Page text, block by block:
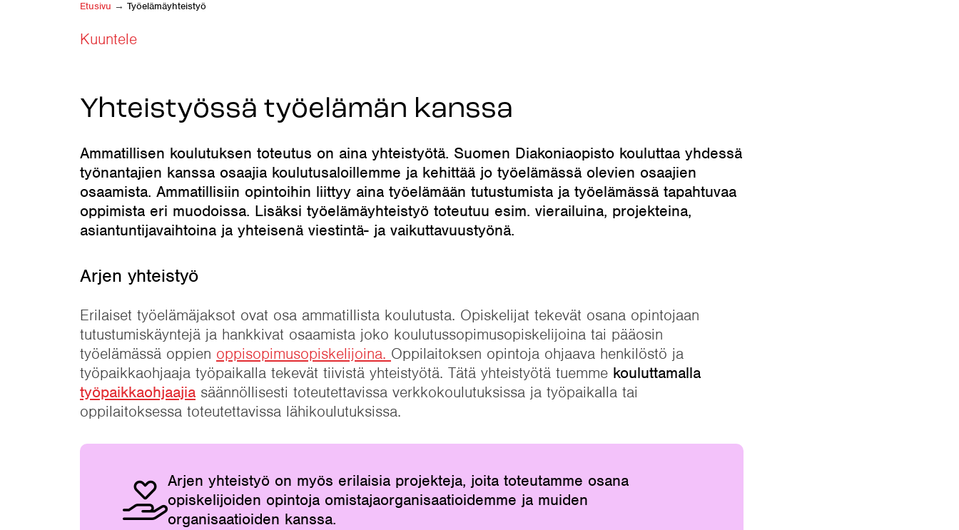
Etusivu → Työelämäyhteistyö
Kuuntele
Yhteistyössä työelämän kanssa
Ammatillisen koulutuksen toteutus on aina yhteistyötä. Suomen Diakoniaopisto kouluttaa yhdessä
työnantajien kanssa osaajia koulutusaloillemme ja kehittää jo työelämässä olevien osaajien
osaamista. Ammatillisiin opintoihin liittyy aina työelämään tutustumista ja työelämässä tapahtuvaa
oppimista eri muodoissa. Lisäksi työelämäyhteistyö toteutuu esim. vierailuina, projekteina,
asiantuntijavaihtoina ja yhteisenä viestintä- ja vaikuttavuustyönä.
Arjen yhteistyö
Erilaiset työelämäjaksot ovat osa ammatillista koulutusta. Opiskelijat tekevät osana opintojaan
tutustumiskäyntejä ja hankkivat osaamista joko koulutussopimusopiskelijoina tai pääosin
työelämässä oppien oppisopimusopiskelijoina. Oppilaitoksen opintoja ohjaava henkilöstö ja
työpaikkaohjaaja työpaikalla tekevät tiivistä yhteistyötä. Tätä yhteistyötä tuemme kouluttamalla
työpaikkaohjaajia säännöllisesti toteutettavissa verkkokoulutuksissa ja työpaikalla tai
oppilaitoksessa toteutettavissa lähikoulutuksissa.
Arjen yhteistyö on myös erilaisia projekteja, joita toteutamme osana
opiskelijoiden opintoja omistajaorganisaatioidemme ja muiden
organisaatioiden kanssa.